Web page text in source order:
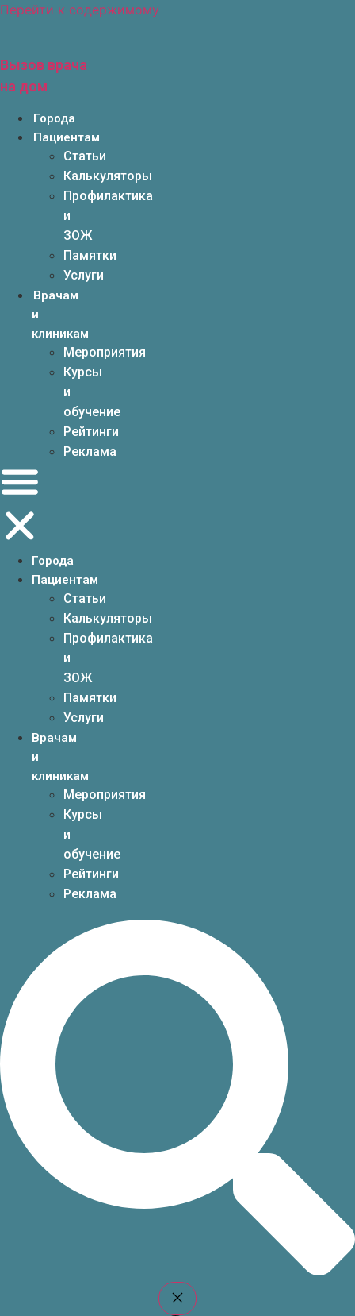
Перейти к содержимому
Вызов врача
на дом
Города
Пациентам
Статьи
Калькуляторы
Профилактика
и
ЗОЖ
Памятки
Услуги
Врачам
и
клиникам
Мероприятия
Курсы
и
обучение
Рейтинги
Реклама
Города
Пациентам
Статьи
Калькуляторы
Профилактика
и
ЗОЖ
Памятки
Услуги
Врачам
и
клиникам
Мероприятия
Курсы
и
обучение
Рейтинги
Реклама